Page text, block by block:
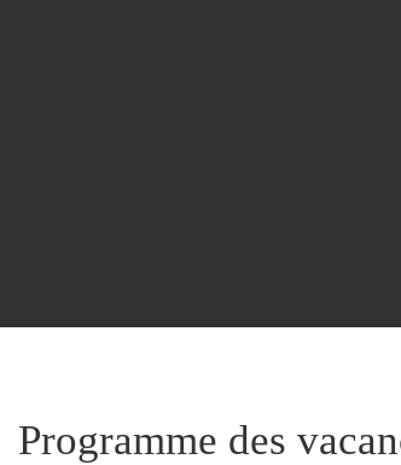
Programme des